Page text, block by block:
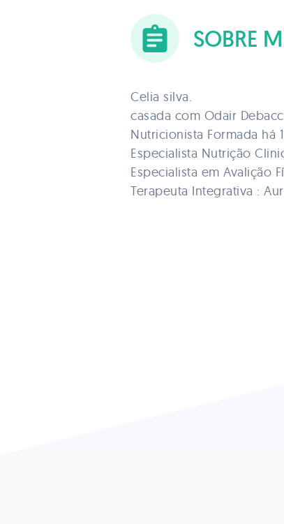
SOBRE
Celia silva.
casada com Odair
Nutricionista Formada há
Especialista Nutrição
Especialista em Avalição
Terapeuta Integrativa :